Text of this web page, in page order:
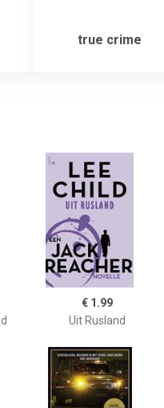
true crime
€ 1.99
Uit Rusland